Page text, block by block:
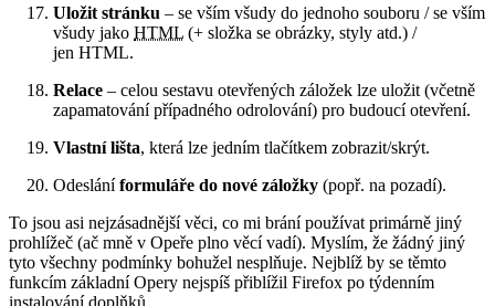
Uložit stránku – se vším všudy do jednoho souboru / se vším
všudy jako HTML (+ složka se obrázky, styly atd.) /
jen HTML.
Relace – celou sestavu otevřených záložek lze uložit (včetně
zapamatování případného odrolování) pro budoucí otevření.
Vlastní lišta, která lze jedním tlačítkem zobrazit/skrýt.
Odesláníformuláře do nové záložky (popř. na pozadí).
To jsou asi nejzásadnější věci, co mi brání používat primárně jiný
prohlížeč (ač mně v Opeře plno věcí vadí). Myslím, že žádný jiný
tyto všechny podmínky bohužel nesplňuje. Nejblíž by se těmto
funkcím základní Opery nejspíš přiblížil Firefox po týdenním
instalování doplňků.